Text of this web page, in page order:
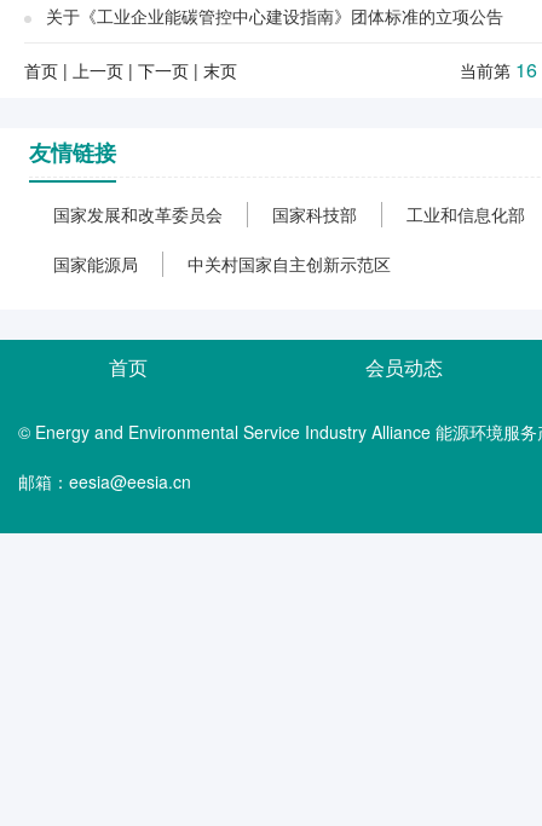
关于《工业企业能碳管控中心建设指南》团体标准的立项公告
首页 | 上一页 | 下一页 | 末页 当前第 16
友情链接
国家发展和改革委员会 国家科技部 工业和信息化部
国家能源局 中关村国家自主创新示范区
首页 会员动态
© Energy and Environmental Service Industry Alliance 能源环境服
邮箱：eesia@eesia.cn